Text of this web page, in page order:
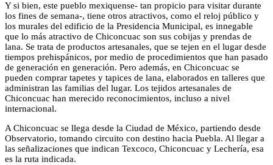
Y si bien, este pueblo mexiquense- tan propicio para visitar durante
los fines de semana-, tiene otros atractivos, como el reloj público y
los murales del edificio de la Presidencia Municipal, es innegable
que lo más atractivo de Chiconcuac son sus cobijas y prendas de
lana. Se trata de productos artesanales, que se tejen en el lugar desde
tiempos prehispánicos, por medio de procedimientos que han pasado
de generación en generación. Pero además, en Chiconcuac se
pueden comprar tapetes y tapices de lana, elaborados en talleres que
administran las familias del lugar. Los tejidos artesanales de
Chiconcuac han merecido reconocimientos, incluso a nivel
internacional.
A Chiconcuac se llega desde la Ciudad de México, partiendo desde
Observatorio, tomando circuito con destino hacia Puebla. Al llegar a
las señalizaciones que indican Texcoco, Chiconcuac y Lechería, esa
es la ruta indicada.